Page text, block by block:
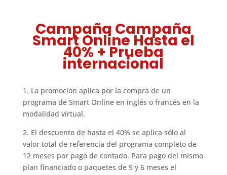
Campaña Campaña
Smart Online Hasta el
40% + Prueba
internacional
1. La promoción aplica por la compra de un
programa de Smart Online en inglés o francés en la
modalidad virtual.
2. El descuento de hasta el 40% se aplica sólo al
valor total de referencia del programa completo de
12 meses por pago de contado. Para pago del mismo
plan financiado o paquetes de 9 y 6 meses el